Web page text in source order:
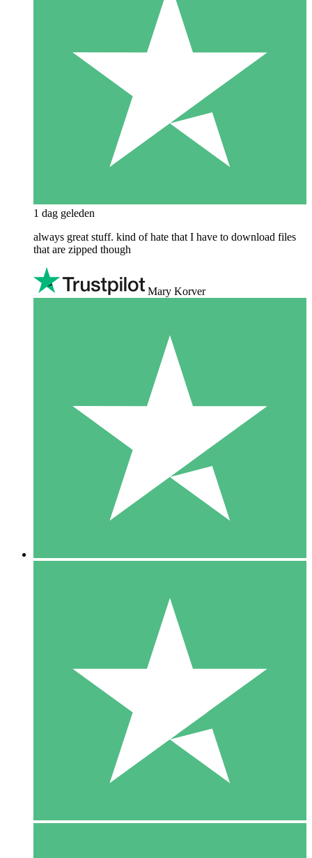
1 dag geleden
always great stuff. kind of hate that I have to download files
that are zipped though
Mary Korver